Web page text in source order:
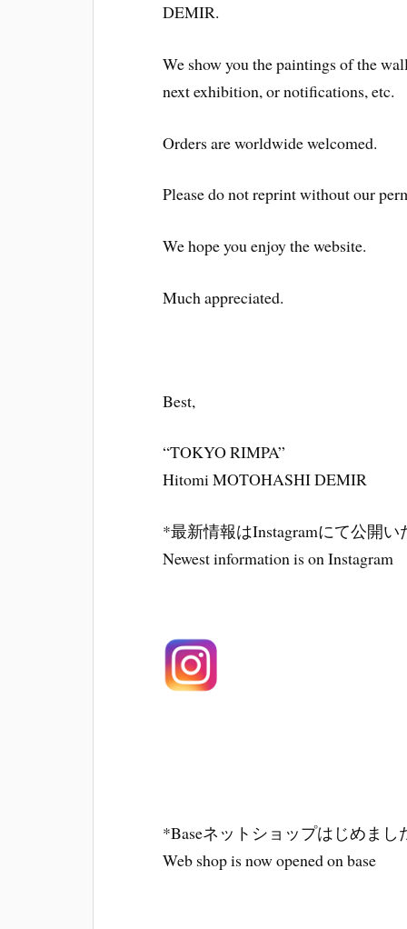
DEMIR.
We show you the paintings of the
next exhibition, or notifications, etc.
Orders are worldwide welcomed.
Please do not reprint without our
We hope you enjoy the website.
Much appreciated.
Best,
“TOKYO RIMPA”
Hitomi MOTOHASHI DEMIR
*最新情報はInstagramにて公開い
Newest information is on Instagram
*Baseネットショップはじめまし
Web shop is now opened on base